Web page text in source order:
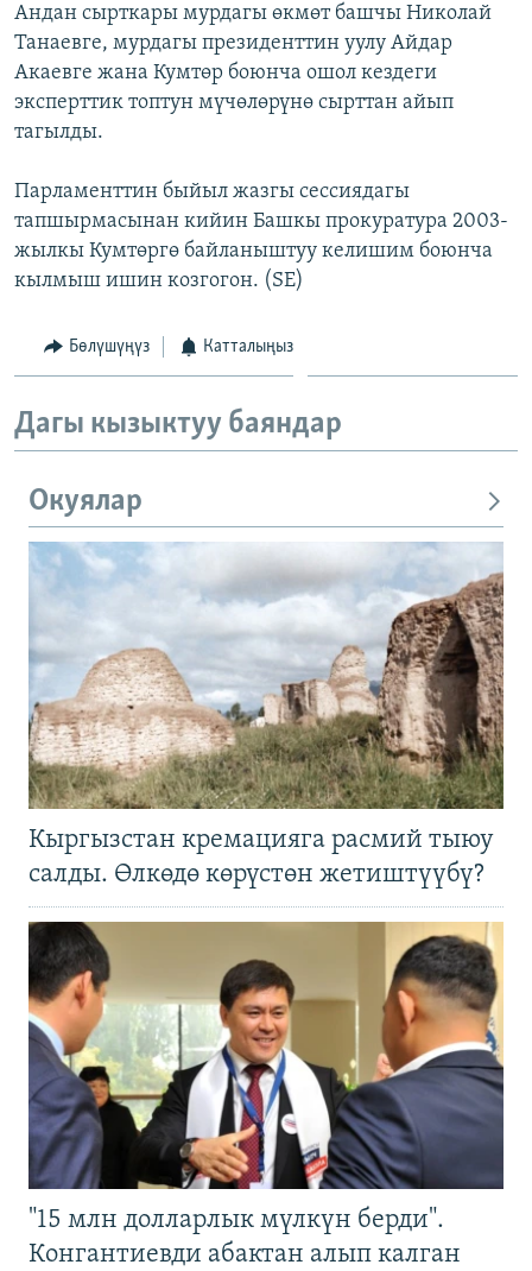
Андан сырткары мурдагы өкмөт башчы Николай
Танаевге, мурдагы президенттин уулу Айдар
Акаевге жана Кумтөр боюнча ошол кездеги
эксперттик топтун мүчөлөрүнө сырттан айып
тагылды.
Парламенттин быйыл жазгы сессиядагы
тапшырмасынан кийин Башкы прокуратура 2003-
жылкы Кумтөргө байланыштуу келишим боюнча
кылмыш ишин козгогон. (SE)
Бөлүшүңүз Катталыңыз
Дагы кызыктуу баяндар
Окуялар
Кыргызстан кремацияга расмий тыюу
салды. Өлкөдө көрүстөн жетиштүүбү?
"15 млн долларлык мүлкүн берди".
Конгантиевди абактан алып калган